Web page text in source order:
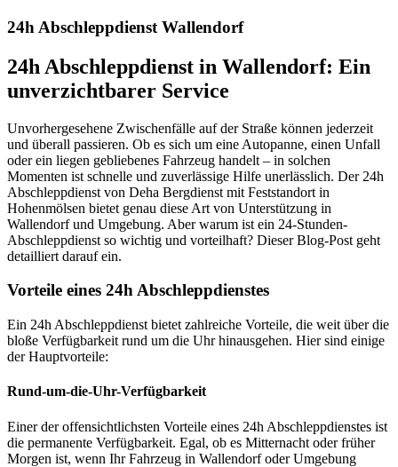
24h Abschleppdienst Wallendorf
24h Abschleppdienst in Wallendorf: Ein
unverzichtbarer Service
Unvorhergesehene Zwischenfälle auf der Straße können jederzeit
und überall passieren. Ob es sich um eine Autopanne, einen Unfall
oder ein liegen gebliebenes Fahrzeug handelt – in solchen
Momenten ist schnelle und zuverlässige Hilfe unerlässlich. Der 24h
Abschleppdienst von Deha Bergdienst mit Feststandort in
Hohenmölsen bietet genau diese Art von Unterstützung in
Wallendorf und Umgebung. Aber warum ist ein 24-Stunden-
Abschleppdienst so wichtig und vorteilhaft? Dieser Blog-Post geht
detailliert darauf ein.
Vorteile eines 24h Abschleppdienstes
Ein 24h Abschleppdienst bietet zahlreiche Vorteile, die weit über die
bloße Verfügbarkeit rund um die Uhr hinausgehen. Hier sind einige
der Hauptvorteile:
Rund-um-die-Uhr-Verfügbarkeit
Einer der offensichtlichsten Vorteile eines 24h Abschleppdienstes ist
die permanente Verfügbarkeit. Egal, ob es Mitternacht oder früher
Morgen ist, wenn Ihr Fahrzeug in Wallendorf oder Umgebung